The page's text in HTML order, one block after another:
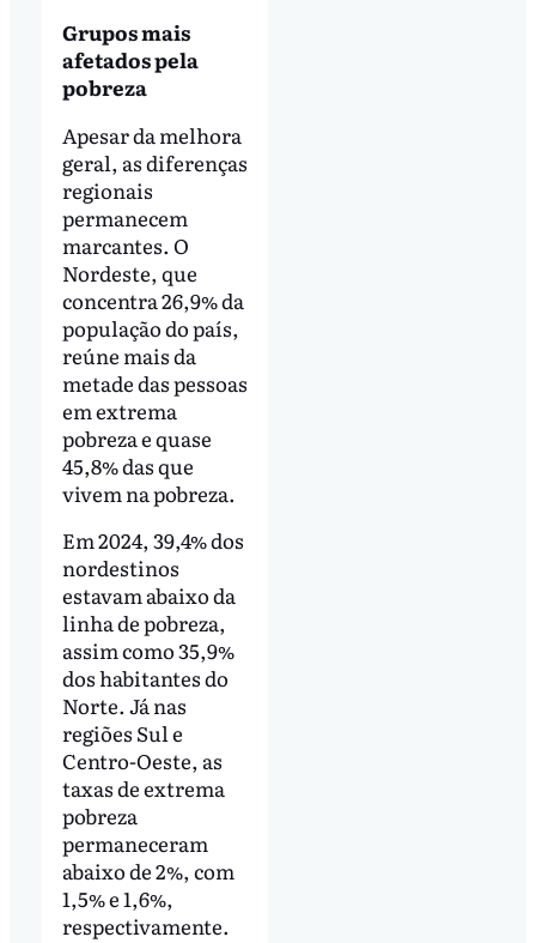
Grupos mais
afetados pela
pobreza
Apesar da melhora
geral, as diferenças
regionais
permanecem
marcantes. O
Nordeste, que
concentra 26,9% da
população do país,
reúne mais da
metade das pessoas
em extrema
pobreza e quase
45,8% das que
vivem na pobreza.
Em 2024, 39,4% dos
nordestinos
estavam abaixo da
linha de pobreza,
assim como 35,9%
dos habitantes do
Norte. Já nas
regiões Sul e
Centro-Oeste, as
taxas de extrema
pobreza
permaneceram
abaixo de 2%, com
1,5% e 1,6%,
respectivamente.